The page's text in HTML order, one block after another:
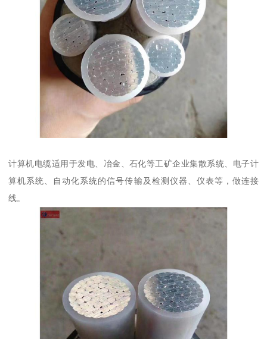
计算机电缆适用于发电、冶金、石化等工矿企业集散系统、电子计
算机系统、自动化系统的信号传输及检测仪器、仪表等，做连接
线。